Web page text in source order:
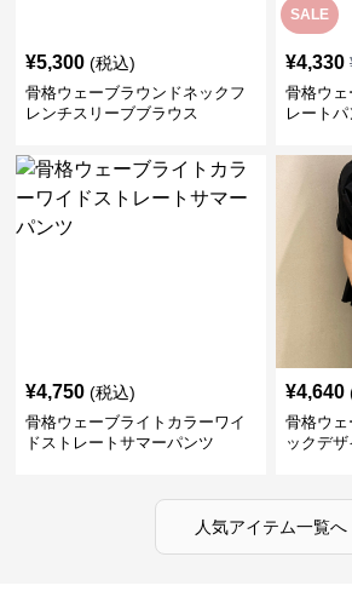
¥5,300 (税込)
骨格ウェーブラウンドネックフ
レンチスリーブブラウス
SALE
¥4,330
骨格ウェ
レートパ
¥4,750 (税込)
骨格ウェーブライトカラーワイ
ドストレートサマーパンツ
¥4,640
骨格ウェ
ックデ
人気アイテム一覧へ